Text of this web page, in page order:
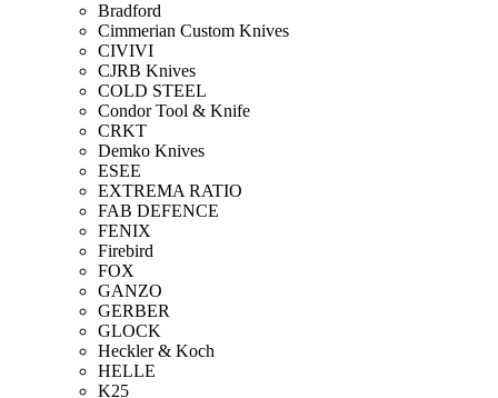
Bradford
Cimmerian Custom Knives
CIVIVI
CJRB Knives
COLD STEEL
Condor Tool & Knife
CRKT
Demko Knives
ESEE
EXTREMA RATIO
FAB DEFENCE
FENIX
Firebird
FOX
GANZO
GERBER
GLOCK
Heckler & Koch
HELLE
K25